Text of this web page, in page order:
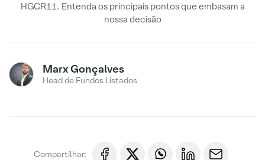
HGCR11. Entenda os principais pontos que embasam a
nossa decisão
Marx Gonçalves
Head de Fundos Listados
Compartilhar: